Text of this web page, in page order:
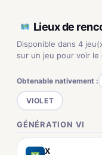
Lieux de
Disponible dans 4
sur un jeu pour voir le
Obtenable nativement :
VIOLET
GÉNÉRATION VI
X